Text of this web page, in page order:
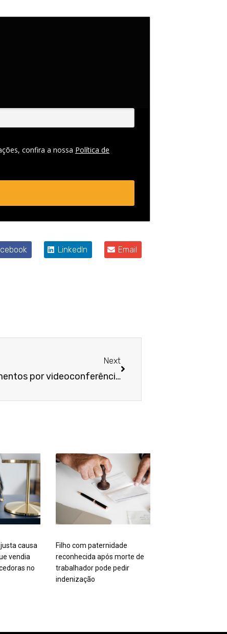
confira a nossa Política de
LinkedIn Email
Next
Mantida validade de depoimentos por videoconferência durante a pandemia
causa
vendia
no
Filho com paternidade
reconhecida após morte de
trabalhador pode pedir
indenização